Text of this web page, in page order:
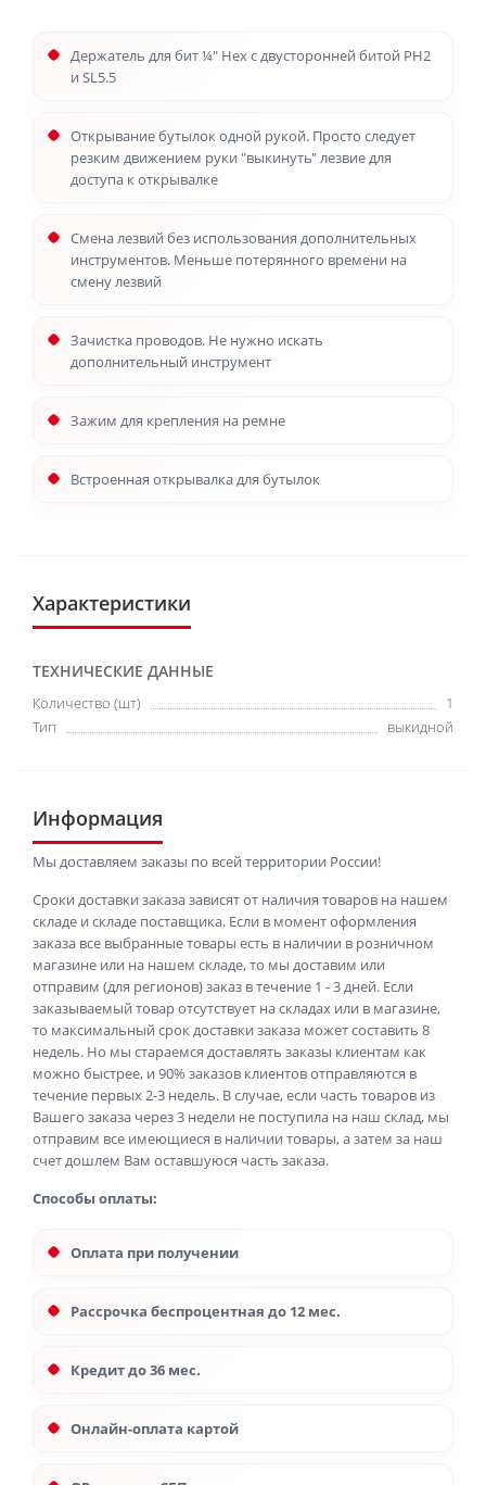
Держатель для бит ¼″ Hex с двусторонней битой PH2
и SL5.5
Открывание бутылок одной рукой. Просто следует
резким движением руки "выкинуть" лезвие для
доступа к открывалке
Смена лезвий без использования дополнительных
инструментов. Меньше потерянного времени на
смену лезвий
Зачистка проводов. Не нужно искать
дополнительный инструмент
Зажим для крепления на ремне
Встроенная открывалка для бутылок
Характеристики
ТЕХНИЧЕСКИЕ ДАННЫЕ
Количество (шт)
1
Тип
выкидной
Информация
Мы доставляем заказы по всей территории России!
Сроки доставки заказа зависят от наличия товаров на нашем
складе и складе поставщика. Если в момент оформления
заказа все выбранные товары есть в наличии в розничном
магазине или на нашем складе, то мы доставим или
отправим (для регионов) заказ в течение 1 - 3 дней. Если
заказываемый товар отсутствует на складах или в магазине,
то максимальный срок доставки заказа может составить 8
недель. Но мы стараемся доставлять заказы клиентам как
можно быстрее, и 90% заказов клиентов отправляются в
течение первых 2-3 недель. В случае, если часть товаров из
Вашего заказа через 3 недели не поступила на наш склад, мы
отправим все имеющиеся в наличии товары, а затем за наш
счет дошлем Вам оставшуюся часть заказа.
Способы оплаты:
Оплата при получении
Рассрочка беспроцентная до 12 мес.
Кредит до 36 мес.
Онлайн-оплата картой